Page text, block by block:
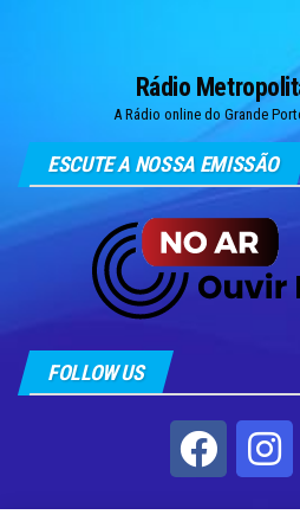
Rádio
A Rádio online do Grande
ESCUTE A NOSSA EMISSÃO
FOLLOW US